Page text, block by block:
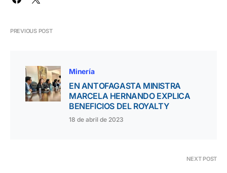
PREVIOUS POST
Minería
EN ANTOFAGASTA MINISTRA
MARCELA HERNANDO EXPLICA
BENEFICIOS DEL ROYALTY
18 de abril de 2023
NEXT POST